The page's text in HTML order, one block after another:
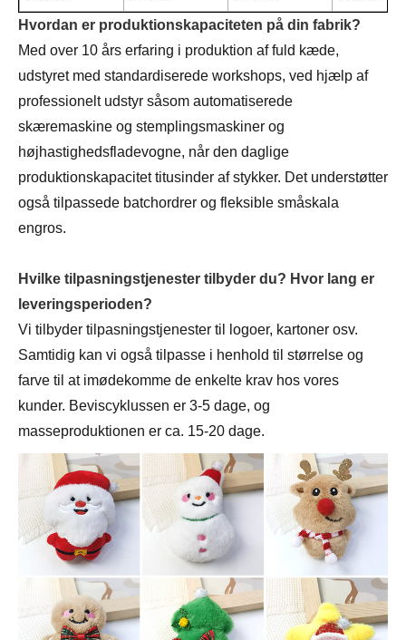
Hvordan er produktionskapaciteten på din fabrik?
Med over 10 års erfaring i produktion af fuld kæde,
udstyret med standardiserede workshops, ved hjælp af
professionelt udstyr såsom automatiserede
skæremaskine og stemplingsmaskiner og
højhastighedsfladevogne, når den daglige
produktionskapacitet titusinder af stykker. Det understøtter
også tilpassede batchordrer og fleksible småskala
engros.
Hvilke tilpasningstjenester tilbyder du? Hvor lang er
leveringsperioden?
Vi tilbyder tilpasningstjenester til logoer, kartoner osv.
Samtidig kan vi også tilpasse i henhold til størrelse og
farve til at imødekomme de enkelte krav hos vores
kunder. Beviscyklussen er 3-5 dage, og
masseproduktionen er ca. 15-20 dage.